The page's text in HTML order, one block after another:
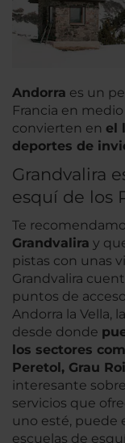
Andorra es un
Francia en
convierten en el
deportes de
Grandvalira
esquí de los
Te
Grandvalira y
pistas con unas
Grandvalira
puntos de
Andorra la Vella,
desde donde
los sectores
Peretol, Grau
interesante
servicios que
uno esté, puede
escuelas de